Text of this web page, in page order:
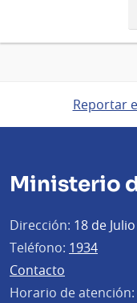
Reportar
Ministerio
Dirección: 18 de
Teléfono: 1934
Contacto
Horario de atención: